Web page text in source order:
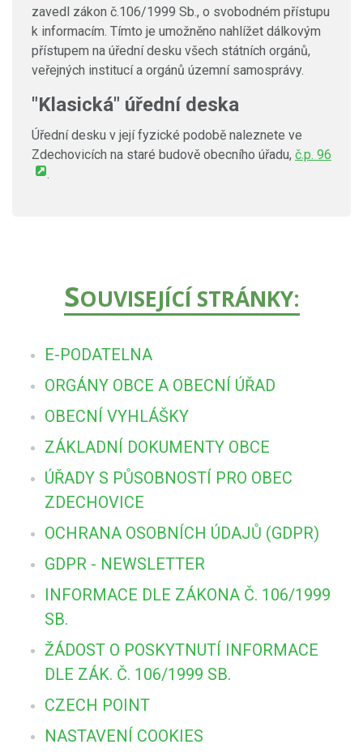
zavedl zákon č.106/1999 Sb., o svobodném přístupu
k informacím. Tímto je umožněno nahlížet dálkovým
přístupem na úřední desku všech státních orgánů,
veřejných institucí a orgánů územní samosprávy.
"Klasická" úřední deska
Úřední desku v její fyzické podobě naleznete ve
Zdechovicích na staré budově obecního úřadu, č.p. 96
.
SOUVISEJÍCÍ STRÁNKY:
E-PODATELNA
ORGÁNY OBCE A OBECNÍ ÚŘAD
OBECNÍ VYHLÁŠKY
ZÁKLADNÍ DOKUMENTY OBCE
ÚŘADY S PŮSOBNOSTÍ PRO OBEC
ZDECHOVICE
OCHRANA OSOBNÍCH ÚDAJŮ (GDPR)
GDPR - NEWSLETTER
INFORMACE DLE ZÁKONA Č. 106/1999
SB.
ŽÁDOST O POSKYTNUTÍ INFORMACE
DLE ZÁK. Č. 106/1999 SB.
CZECH POINT
NASTAVENÍ COOKIES